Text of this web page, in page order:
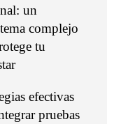
un
complejo
tu
efectivas
pruebas